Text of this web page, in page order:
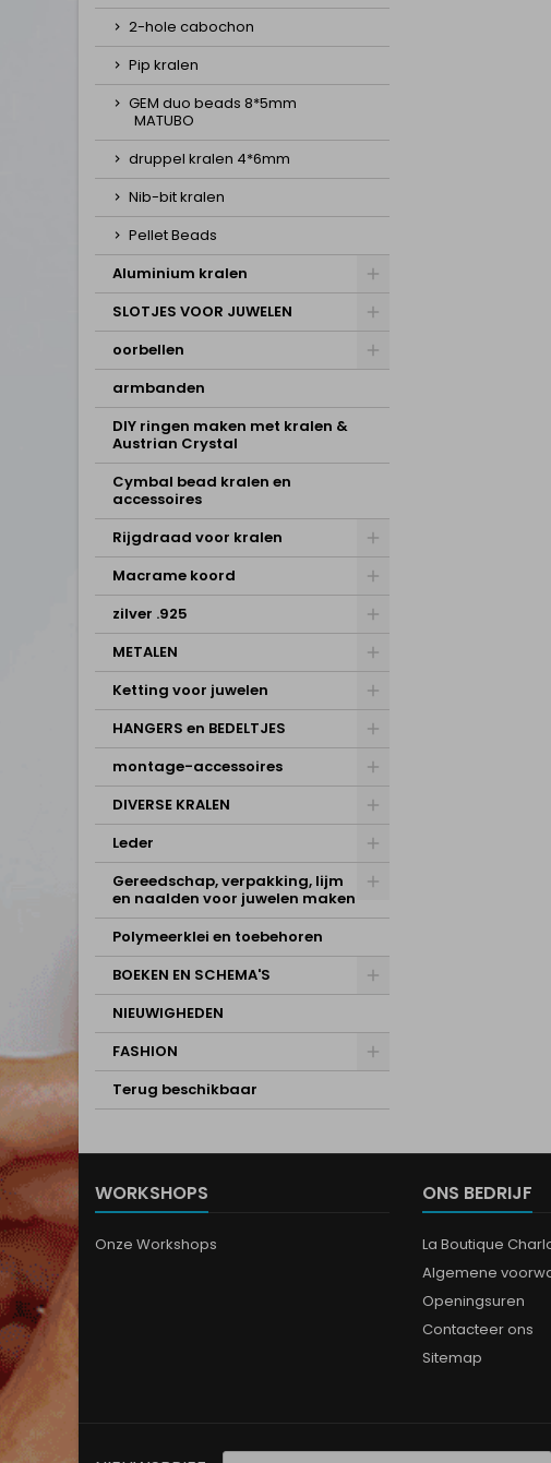
2-hole cabochon
Pip kralen
GEM duo beads 8*5mm
MATUBO
druppel kralen 4*6mm
Nib-bit kralen
Pellet Beads
Aluminium kralen
SLOTJES VOOR JUWELEN
oorbellen
armbanden
DIY ringen maken met kralen &
Austrian Crystal
Cymbal bead kralen en
accessoires
Rijgdraad voor kralen
Macrame koord
zilver .925
METALEN
Ketting voor juwelen
HANGERS en BEDELTJES
montage-accessoires
DIVERSE KRALEN
Leder
Gereedschap, verpakking, lijm
en naalden voor juwelen maken
Polymeerklei en toebehoren
BOEKEN EN SCHEMA'S
NIEUWIGHEDEN
FASHION
Terug beschikbaar
WORKSHOPS
Onze Workshops
ONS BEDRIJF
La Boutique
Algemene
Openingsuren
Contacteer ons
Sitemap